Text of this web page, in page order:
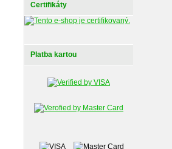
Certifikáty
Platba kartou